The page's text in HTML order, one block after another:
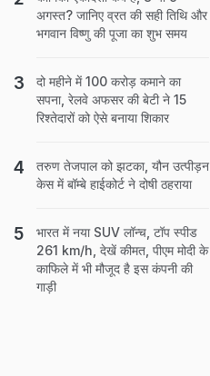
अगस्त? जानिए व्रत की सही तिथि और
भगवान विष्णु की पूजा का शुभ समय
दो महीने में 100 करोड़ कमाने का
सपना, रेलवे अफसर की बेटी ने 15
रिश्तेदारों को ऐसे बनाया शिकार
तरुण तेजपाल को झटका, यौन उत्पीड़न
केस में बॉम्बे हाईकोर्ट ने दोषी ठहराया
भारत में नया SUV लॉन्च, टॉप स्पीड
261 km/h, देखें कीमत, पीएम मोदी के
काफिले में भी मौजूद है इस कंपनी की
गाड़ी